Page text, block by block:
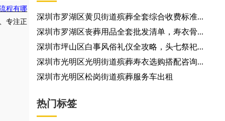
程有哪
专注正
深圳市罗湖区黄贝街道殡葬全套综合收费标准...
深圳市罗湖区丧葬用品全套批发清单，寿衣骨...
深圳市坪山区白事风俗礼仪全攻略，头七祭祀...
深圳市光明区光明街道殡葬寿衣选购搭配咨询...
深圳市光明区松岗街道殡葬服务车出租
热门标签